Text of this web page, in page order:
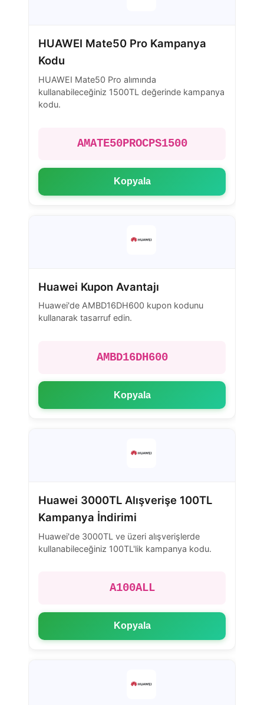
HUAWEI Mate50 Pro Kampanya
Kodu
HUAWEI Mate50 Pro alımında
kullanabileceğiniz 1500TL değerinde kampanya
kodu.
AMATE50PROCPS1500
Kopyala
Huawei Kupon Avantajı
Huawei'de AMBD16DH600 kupon kodunu
kullanarak tasarruf edin.
AMBD16DH600
Kopyala
Huawei 3000TL Alışverişe 100TL
Kampanya İndirimi
Huawei'de 3000TL ve üzeri alışverişlerde
kullanabileceğiniz 100TL'lik kampanya kodu.
A100ALL
Kopyala